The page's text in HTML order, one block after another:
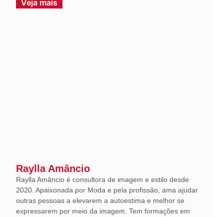
Veja mais
Raylla Amâncio
Raylla Amâncio é consultora de imagem e estilo desde
2020. Apaixonada por Moda e pela profissão, ama ajudar
outras pessoas a elevarem a autoestima e melhor se
expressarem por meio da imagem. Tem formações em